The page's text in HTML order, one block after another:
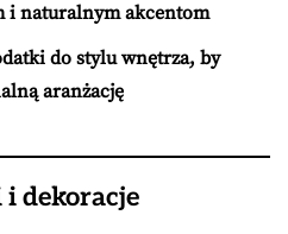
i naturalnym akcentom
do stylu wnętrza, by
aranżację
dekoracje